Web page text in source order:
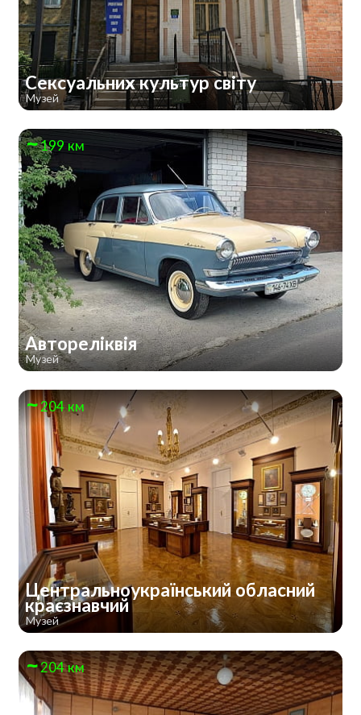
Сексуальних культур світу
Музей
199 км
Автореліквія
Музей
204 км
Центральноукраїнський обласний
краєзнавчий
Музей
204 км